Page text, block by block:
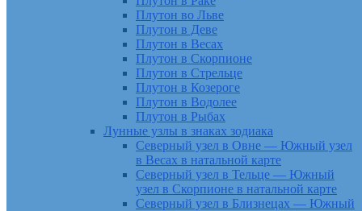
Плутон во Льве
Плутон в Деве
Плутон в Весах
Плутон в Скорпионе
Плутон в Стрельце
Плутон в Козероге
Плутон в Водолее
Плутон в Рыбах
Лунные узлы в знаках зодиака
Северный узел в Овне — Южный узел
в Весах в натальной карте
Северный узел в Тельце — Южный
узел в Скорпионе в натальной карте
Северный узел в Близнецах — Южный